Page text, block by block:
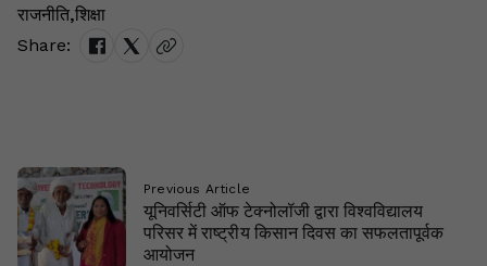
राजनीति,शिक्षा
Share:
Previous Article
यूनिवर्सिटी ऑफ टेक्नोलॉजी द्वारा विश्वविद्यालय
परिसर में राष्ट्रीय किसान दिवस का सफलतापूर्वक
आयोजन